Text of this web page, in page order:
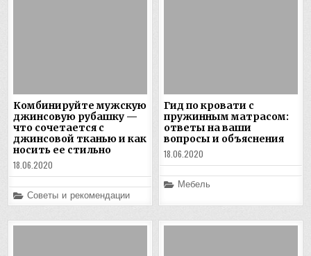
Комбинируйте мужскую
джинсовую рубашку —
что сочетается с
джинсовой тканью и как
носить ее стильно
18.06.2020
Posted
in
Советы и рекомендации
Гид по кровати с
пружинным матрасом:
ответы на ваши
вопросы и объяснения
18.06.2020
Posted
Мебель